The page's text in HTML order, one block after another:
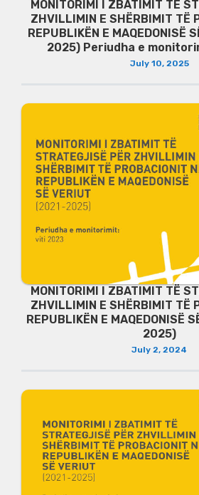
MONITORIMI I ZBATIMIT TË
ZHVILLIMIN E SHËRBIMIT TË
REPUBLIKËN E MAQEDONISË
2025) Periudha e
July 10, 2025
MONITORIMI I ZBATIMIT TË
ZHVILLIMIN E SHËRBIMIT TË
REPUBLIKËN E MAQEDONISË
2025)
July 2, 2024